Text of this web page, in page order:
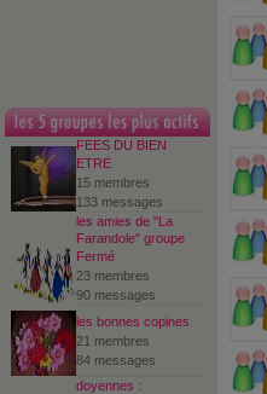
FEES DU BIEN
ETRE
15 membres
133 messages
les amies de "La
Farandole" groupe
Fermé
23 membres
90 messages
les bonnes copines
21 membres
84 messages
doyennes :